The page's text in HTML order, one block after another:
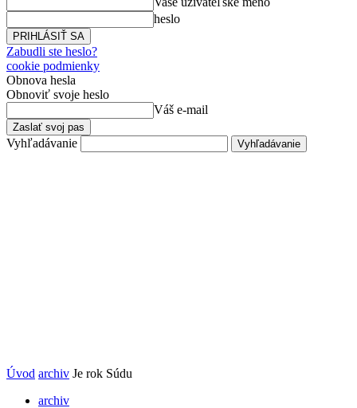
heslo
Zabudli ste heslo?
cookie podmienky
Obnova hesla
Obnoviť svoje heslo
Váš e-mail
Vyhľadávanie
Úvod archiv Je rok Súdu
archiv